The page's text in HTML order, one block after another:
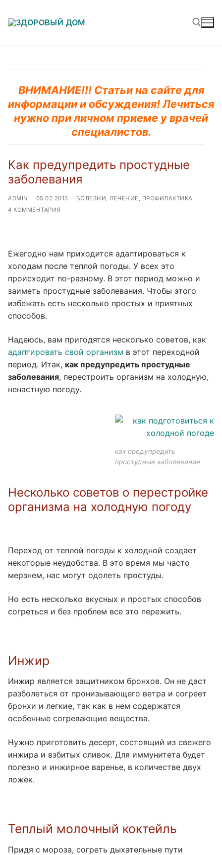
ВНИМАНИЕ!!! Статьи на сайте для
информации и обсуждения! Лечиться
нужно при личном приеме у врачей
специалистов.
Как предупредить простудные
заболевания
ADMIN 05.02.2015
БОЛЕЗНИ, ЛЕЧЕНИЕ, ПРОФИЛАКТИКА
4 КОММЕНТАРИЯ
Ежегодно нам приходится адаптироваться к
холодам после теплой погоды. У всех это
происходит по-разному. В этот период можно и
заиметь простудные заболевания. Чтобы этого
избежать есть несколько простых и приятных
способов.
Надеюсь, вам пригодятся несколько советов, как
адаптировать свой организм в этот переходной
период. Итак, как предупредить простудные
заболевания, перестроить организм на холодную,
ненастную погоду.
как предупредить
простудные заболевания
Несколько советов о перестройке
организма на холодную погоду
Переход от теплой погоды к холодной создает
некоторые неудобства. В это время мы часто
мерзнем, нас могут одолеть простуды.
Но есть несколько вкусных и простых способов
согреться и без проблем все это пережить.
Инжир
Инжир является защитником бронхов. Он не даст
разболеться от пронизывающего ветра и согреет
бронхи и легкие, так как в нем содержатся
особенные согревающие вещества.
Нужно приготовить десерт, состоящий из свежего
инжира и взбитых сливок. Для иммунитета будет
полезно и инжирное варенье, в количестве двух
ложек.
Теплый молочный коктейль
Придя с мороза, согреть дыхательные пути